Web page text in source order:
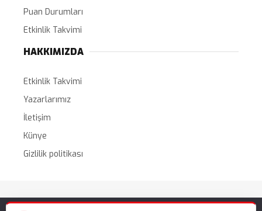
Puan Durumları
Etkinlik Takvimi
HAKKIMIZDA
Etkinlik Takvimi
Yazarlarımız
İletişim
Künye
Gizlilik politikası
Tüm Hakları Saklıdır. |WordPress Haber Teması